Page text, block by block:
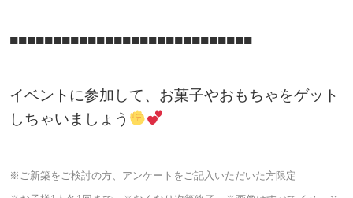
■■■■■■■■■■■■■■■■■■■■■■■■■■■■
イベントに参加して、お菓子やおもちゃをゲット
しちゃいましょう
※ご新築をご検討の方、アンケートをご記入いただいた方限定